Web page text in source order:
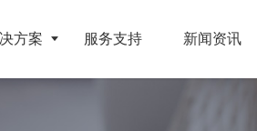
方案 服务支持 新闻资讯